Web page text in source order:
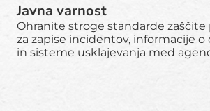
Javna varnost
Ohranite stroge standarde
za zapise incidentov, informacije o
in sisteme usklajevanja med